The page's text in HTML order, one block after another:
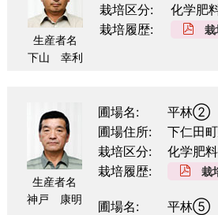
生産者名
下山 幸利
栽培区分
化学肥
栽培履歴
栽
生産者名
神戸 康明
圃場名
平林②
圃場住所
下仁田
栽培区分
化学肥
栽培履歴
栽
圃場名
平林⑤